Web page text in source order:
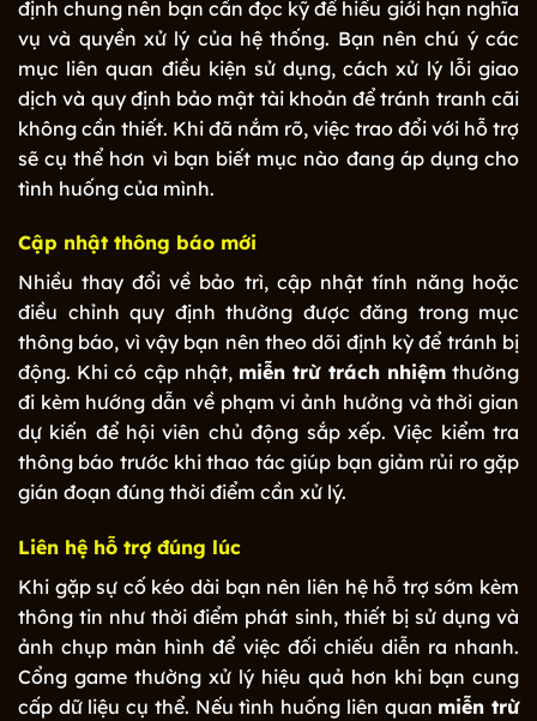
định chung nên bạn cần đọc kỹ để hiểu giới hạn nghĩa
vụ và quyền xử lý của hệ thống. Bạn nên chú ý các
mục liên quan điều kiện sử dụng, cách xử lý lỗi giao
dịch và quy định bảo mật tài khoản để tránh tranh cãi
không cần thiết. Khi đã nắm rõ, việc trao đổi với hỗ trợ
sẽ cụ thể hơn vì bạn biết mục nào đang áp dụng cho
tình huống của mình.
Cập nhật thông báo mới
Nhiều thay đổi về bảo trì, cập nhật tính năng hoặc
điều chỉnh quy định thường được đăng trong mục
thông báo, vì vậy bạn nên theo dõi định kỳ để tránh bị
động. Khi có cập nhật, miễn trừ trách nhiệmthường
đi kèm hướng dẫn về phạm vi ảnh hưởng và thời gian
dự kiến để hội viên chủ động sắp xếp. Việc kiểm tra
thông báo trước khi thao tác giúp bạn giảm rủi ro gặp
gián đoạn đúng thời điểm cần xử lý.
Liên hệ hỗ trợ đúng lúc
Khi gặp sự cố kéo dài bạn nên liên hệ hỗ trợ sớm kèm
thông tin như thời điểm phát sinh, thiết bị sử dụng và
ảnh chụp màn hình để việc đối chiếu diễn ra nhanh.
Cổng game thường xử lý hiệu quả hơn khi bạn cung
cấp dữ liệu cụ thể. Nếu tình huống liên quan miễn trừ